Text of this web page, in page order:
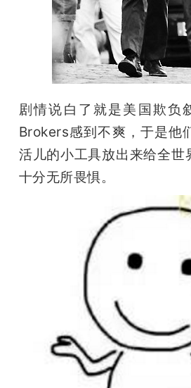
搞
机
剧情说白了就是美国欺负
Brokers感到不爽，于是他
活儿的小工具放出来给全世
十分无所畏惧。